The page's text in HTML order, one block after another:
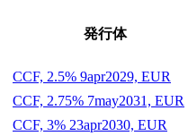
発行体
CCF, 2.5% 9apr2029, EUR
CCF, 2.75% 7may2031, EUR
CCF, 3% 23apr2030, EUR